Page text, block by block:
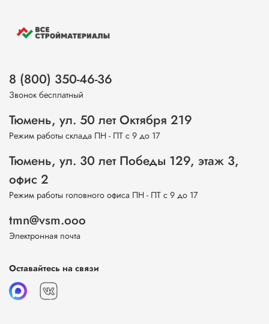
8 (800) 350-46-36
Звонок бесплатный
Тюмень, ул. 50 лет Октября 219
Режим работы склада ПН - ПТ с 9 до 17
Тюмень, ул. 30 лет Победы 129, этаж 3,
офис 2
Режим работы головного офиса ПН - ПТ с 9 до 17
tmn@vsm.ooo
Электронная почта
Оставайтесь на связи